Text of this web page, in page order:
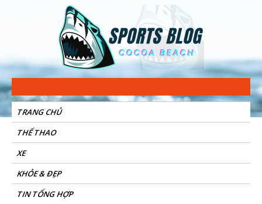
Sports Blog
Cocoa Beach
TRANG CHỦ
THỂ THAO
XE
KHỎE & ĐẸP
TIN TỔNG HỢP